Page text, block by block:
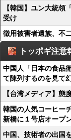
【韓国】ユン大統
受け
徴用被害者遺族、不
トッポギ注意
中国人「日本の食品
て陳列するのを見て
【台湾メディア】態
韓国の人気コーヒー
新橋に１号店オープ
中国、技術者の出国